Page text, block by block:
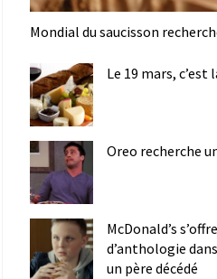
Mondial du saucisson
Le 19 mars,
Oreo recherche
McDonald’s
d’anthologie
un père décédé